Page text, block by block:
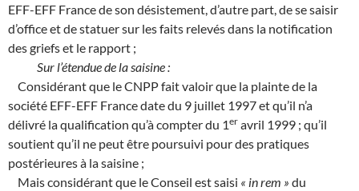
EFF-EFF France de son désistement, d’autre part, de se saisir
d’office et de statuer sur les faits relevés dans la notification
des griefs et le rapport ;
Sur l’étendue de la saisine :
Considérant que le CNPP fait valoir que la plainte de la
société EFF-EFF France date du 9 juillet 1997 et qu’il n’a
délivré la qualification qu’à compter du 1er avril 1999 ; qu’il
soutient qu’il ne peut être poursuivi pour des pratiques
postérieures à la saisine ;
Mais considérant que le Conseil est saisi « in rem » du